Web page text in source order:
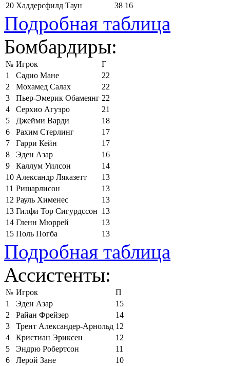
20 Хаддерсфилд Таун 38 16
Подробная таблица
Бомбардиры:
№ Игрок
Г
1
Садио Мане
22
2
Мохамед Салах
22
3
Пьер-Эмерик Обамеянг 22
4
Серхио Агуэро
21
5
Джейми Варди
18
6
Рахим Стерлинг
17
7
Гарри Кейн
17
8
Эден Азар
16
9
Каллум Уилсон
14
10 Александр Ляказетт
13
11 Ришарлисон
13
12 Рауль Хименес
13
13 Гилфи Тор Сигурдссон 13
14 Гленн Мюррей
13
15 Поль Погба 13
Подробная таблица
Ассистенты:
№ Игрок
П
1
Эден Азар
15
2
Райан Фрейзер
14
3
Трент Александер-Арнольд 12
4
Кристиан Эриксен
12
5
Эндрю Робертсон
11
6
Лерой Зане
10